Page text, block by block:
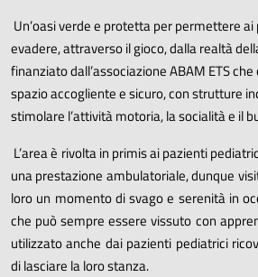
Un’oasi verde e protetta per permettere
evadere, attraverso il gioco, dalla realtà
finanziato dall’associazione ABAM ETS
spazio accogliente e sicuro, con strutture
stimolare l’attività motoria, la socialità e il
L’area è rivolta in primis ai pazienti
una prestazione ambulatoriale, dunque
loro un momento di svago e serenità in
che può sempre essere vissuto con
utilizzato anche dai pazienti pediatrici
di lasciare la loro stanza.